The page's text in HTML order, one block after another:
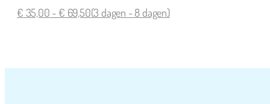
€ 35,00 - € 69,50(3 dagen - 8 dagen)